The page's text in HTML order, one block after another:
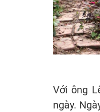
Với ông
ngày.